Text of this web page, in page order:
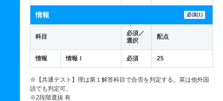
情報 必須(1)
科目
必須／
選択
配点
情報 情報Ⅰ 必須 25
※【共通テスト】理は第１解答科目で合否を判定する。英は他外国
語でも判定可。
※2段階選抜 有